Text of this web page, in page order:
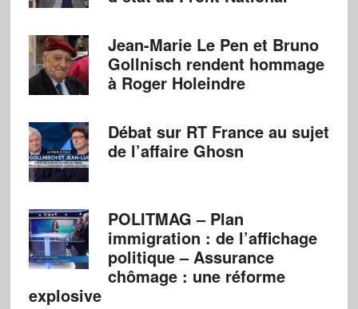
Jean-Marie Le Pen et Bruno
Gollnisch rendent hommage
à Roger Holeindre
Débat sur RT France au sujet
de l’affaire Ghosn
POLITMAG – Plan
immigration : de l’affichage
politique – Assurance
chômage : une réforme
explosive